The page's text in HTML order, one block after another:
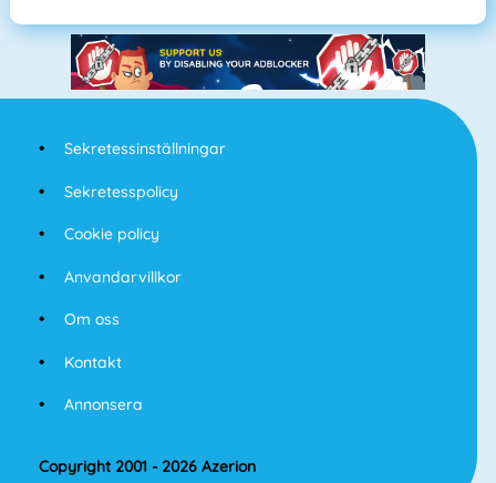
Sekretessinställningar
Sekretesspolicy
Cookie policy
Anvandarvillkor
Om oss
Kontakt
Annonsera
Copyright 2001 - 2026 Azerion